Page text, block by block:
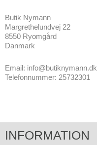
Butik Nymann
Margrethelundvej 22
8550 Ryomgård
Danmark
Email: info@butiknymann.dk
Telefonnummer: 25732301
INFORMATION